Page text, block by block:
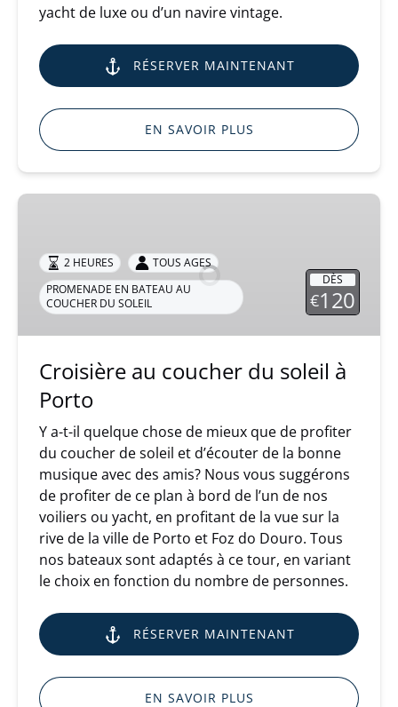
yacht de luxe ou d’un navire vintage.
RÉSERVER MAINTENANT
EN SAVOIR PLUS
Croisière
soleil
Porto
DÈS
€120
2 HEURES
TOUS AGES
PROMENADE EN BATEAU AU
COUCHER DU SOLEIL
Croisière au coucher du soleil à
Porto
Y a-t-il quelque chose de mieux que de profiter
du coucher de soleil et d’écouter de la bonne
musique avec des amis? Nous vous suggérons
de profiter de ce plan à bord de l’un de nos
voiliers ou yacht, en profitant de la vue sur la
rive de la ville de Porto et Foz do Douro. Tous
nos bateaux sont adaptés à ce tour, en variant
le choix en fonction du nombre de personnes.
RÉSERVER MAINTENANT
EN SAVOIR PLUS